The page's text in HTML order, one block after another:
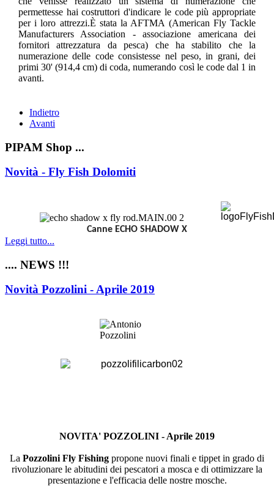
permettesse hai costruttori d'indicare le code più appropriate
per i loro attrezzi.È stata la AFTMA (American Fly Tackle
Manufacturers Association - associazione americana dei
fornitori attrezzatura da pesca) che ha stabilito che la
numerazione delle code consistesse nel peso, in grani, dei
primi 30' (914,4 cm) di coda, numerando così le code dal 1 in
avanti.
Indietro
Avanti
PIPAM Shop ...
Novità - Fly Fish Dolomiti
Canne ECHO SHADOW X
Leggi tutto...
.... NEWS !!!
Novità Pozzolini - Aprile 2019
NOVITA' POZZOLINI - Aprile 2019
La Pozzolini Fly Fishing propone nuovi finali e tippet in grado di
rivoluzionare le abitudini dei pescatori a mosca e di ottimizzare la
presentazione e l'efficacia delle nostre mosche.